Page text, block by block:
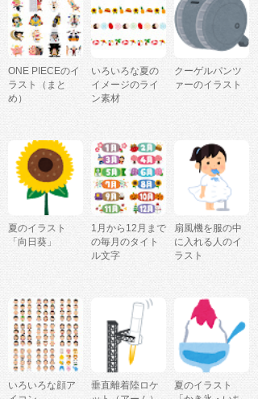
ONE PIECEのイ
ラスト（まと
め）
いろいろな夏の
イメージのライ
ン素材
クーゲルパンツ
ァーのイラスト
夏のイラスト
「向日葵」
1月から12月まで
の毎月のタイト
ル文字
扇風機を服の中
に入れる人のイ
ラスト
いろいろな顔ア
垂直離着陸ロケ
夏のイラスト